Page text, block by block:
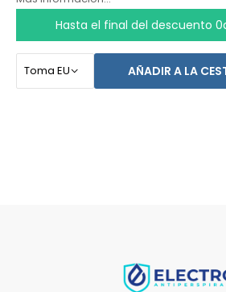
máximo de 24 minutos, y la
efectos se mantienen. Con el
Hasta el final del descuento
AÑADIR A LA